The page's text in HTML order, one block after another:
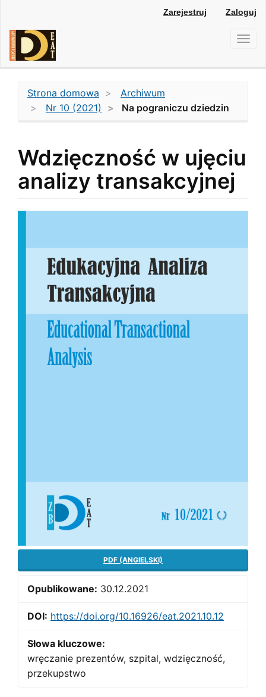
Main
Content
Sidebar
Zarejestruj Zaloguj
Strona domowa
Archiwum
Nr 10 (2021)
Na pograniczu dziedzin
Wdzięczność w ujęciu
analizy transakcyjnej
PDF (ANGIELSKI)
Opublikowane: 30.12.2021
DOI: https://doi.org/10.16926/eat.2021.10.12
Słowa kluczowe:
wręczanie prezentów, szpital, wdzięczność,
przekupstwo